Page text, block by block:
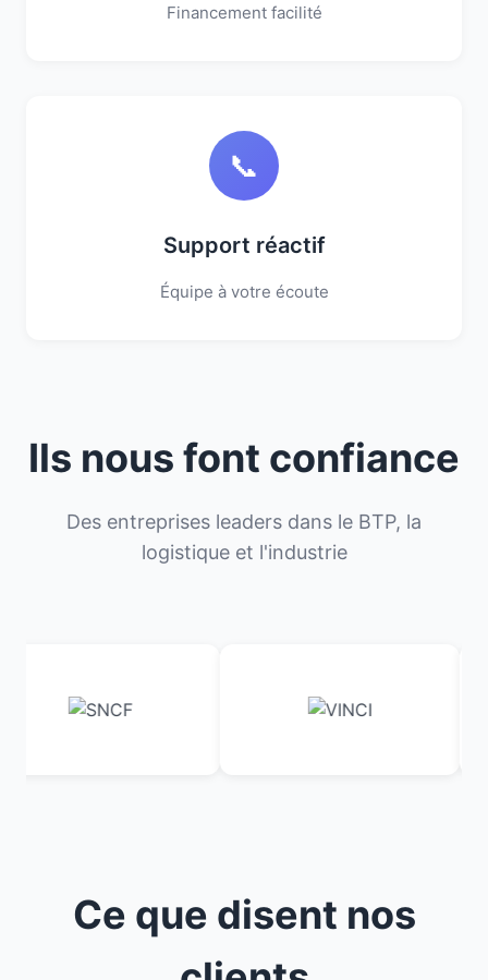
Financement facilité
📞
Support réactif
Équipe à votre écoute
Ils nous font confiance
Des entreprises leaders dans le BTP, la
logistique et l'industrie
Ce que disent nos